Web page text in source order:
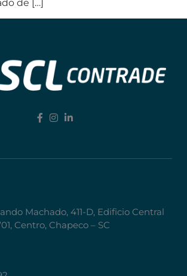
de […]
Machado, 411-D, Edificio Central
Centro, Chapeco – SC